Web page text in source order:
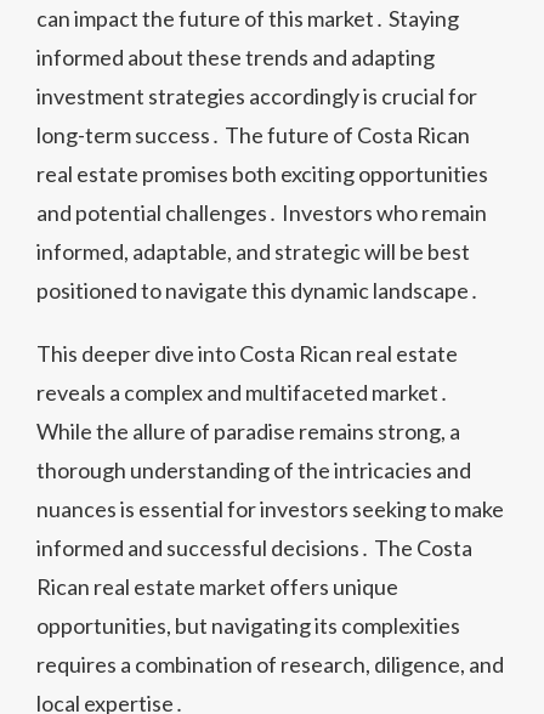
can impact the future of this market․ Staying
informed about these trends and adapting
investment strategies accordingly is crucial for
long-term success․ The future of Costa Rican
real estate promises both exciting opportunities
and potential challenges․ Investors who remain
informed, adaptable, and strategic will be best
positioned to navigate this dynamic landscape․
This deeper dive into Costa Rican real estate
reveals a complex and multifaceted market․
While the allure of paradise remains strong, a
thorough understanding of the intricacies and
nuances is essential for investors seeking to make
informed and successful decisions․ The Costa
Rican real estate market offers unique
opportunities, but navigating its complexities
requires a combination of research, diligence, and
local expertise․